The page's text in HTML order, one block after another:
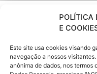
POLÍTICA
E
Este site usa cookies visando
navegação a nossos
anônima de dados, nos termos
Cote